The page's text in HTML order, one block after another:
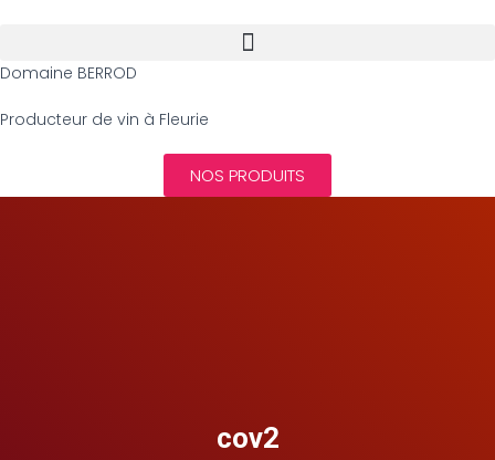
Domaine BERROD
Producteur de vin à Fleurie
NOS PRODUITS
cov2